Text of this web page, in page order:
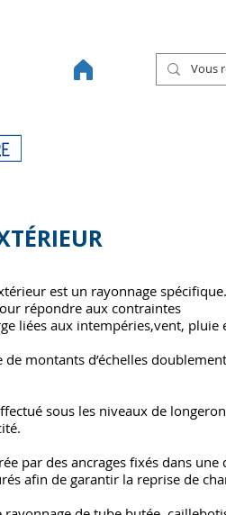
est un rayonnage spécifique.
répondre aux contraintes
liées aux intempéries,vent, pluie
montants d’échelles doublement
sous les niveaux de
par des ancrages fixés dans une
afin de garantir la reprise de